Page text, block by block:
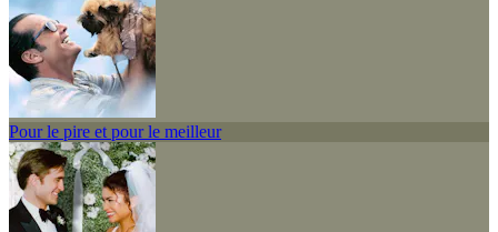
Pour le pire et pour le meilleur